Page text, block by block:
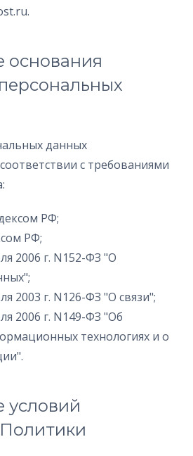
основания
данных
c требованиями
РФ;
РФ;
2006 г. N152-ФЗ "О
2003 г. N126-ФЗ "О связи";
2006 г. N149-ФЗ "Об
технологиях и о
условий